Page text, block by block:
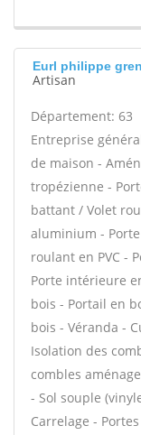
Eurl philippe
Artisan
Département: 63
Entreprise
de maison -
tropézienne -
battant / Volet
aluminium -
roulant en PVC -
Porte intérieure
bois - Portail en
bois - Véranda -
Isolation des
combles
- Sol souple
Carrelage -